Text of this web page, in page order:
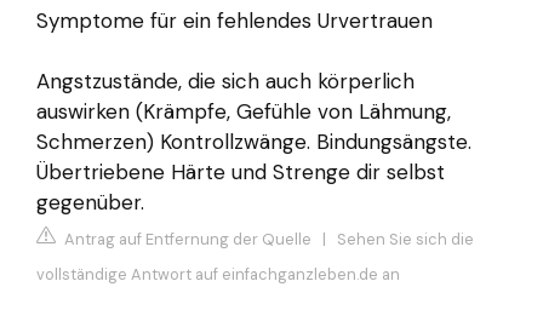
Symptome für ein fehlendes Urvertrauen
Angstzustände, die sich auch körperlich
auswirken (Krämpfe, Gefühle von Lähmung,
Schmerzen) Kontrollzwänge. Bindungsängste.
Übertriebene Härte und Strenge dir selbst
gegenüber.
Antrag auf Entfernung der Quelle | Sehen Sie sich die
vollständige Antwort auf einfachganzleben.de an